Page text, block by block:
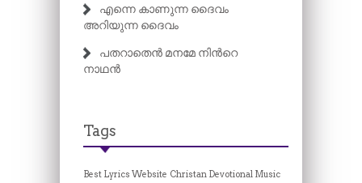
എന്നെ കാണുന്ന ദൈവം
അറിയുന്ന ദൈവം
പതറാതെൻ മനമേ നിന്‍റെ
നാഥൻ
Tags
Best Lyrics Website Christan Devotional Music